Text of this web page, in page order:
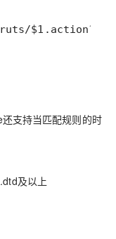
支持当匹配规则的时
及以上